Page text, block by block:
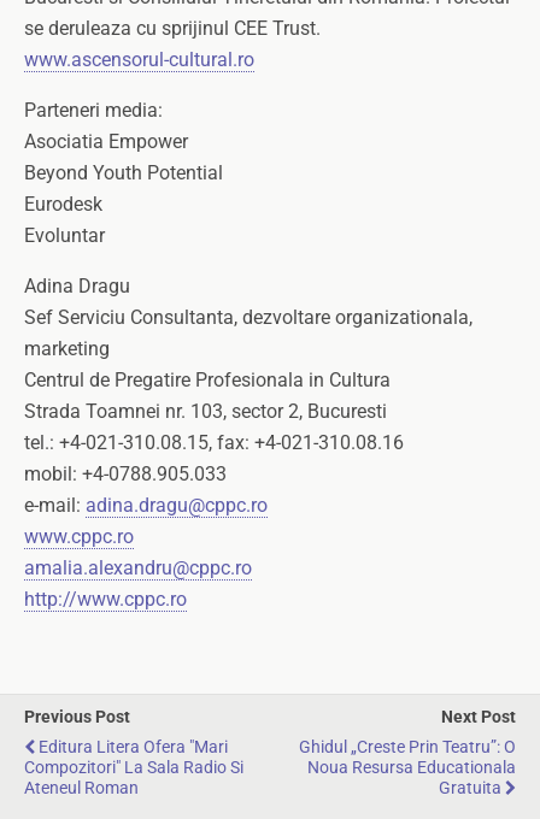
se deruleaza cu sprijinul CEE Trust.
www.ascensorul-cultural.ro
Parteneri media:
Asociatia Empower
Beyond Youth Potential
Eurodesk
Evoluntar
Adina Dragu
Sef Serviciu Consultanta, dezvoltare organizationala,
marketing
Centrul de Pregatire Profesionala in Cultura
Strada Toamnei nr. 103, sector 2, Bucuresti
tel.: +4-021-310.08.15, fax: +4-021-310.08.16
mobil: +4-0788.905.033
e-mail: adina.dragu@cppc.ro
www.cppc.ro
amalia.alexandru@cppc.ro
http://www.cppc.ro
Previous Post
Editura Litera Ofera "Mari
Compozitori" La Sala Radio Si
Ateneul Roman
Next Post
Ghidul „Creste Prin Teatru”: O
Noua Resursa Educationala
Gratuita